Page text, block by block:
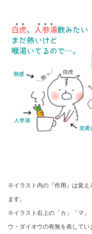
※イラスト内の『作用』は覚え
ます。
※イラスト右上の「カ」「マ」
ウ・ダイオウの有無を表してい